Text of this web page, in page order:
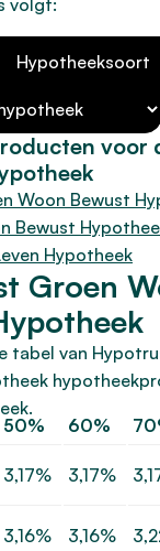
volgt:
Hypotheeksoort
voor
Woon Bewust
Bewust
Hypotheek
Groen
tabel van
50% 60%
3,17% 3,17%
3,16% 3,16%